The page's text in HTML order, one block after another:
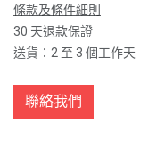
條款及條件細則
30 天退款保證
送貨：2 至 3 個工作天
聯絡我們